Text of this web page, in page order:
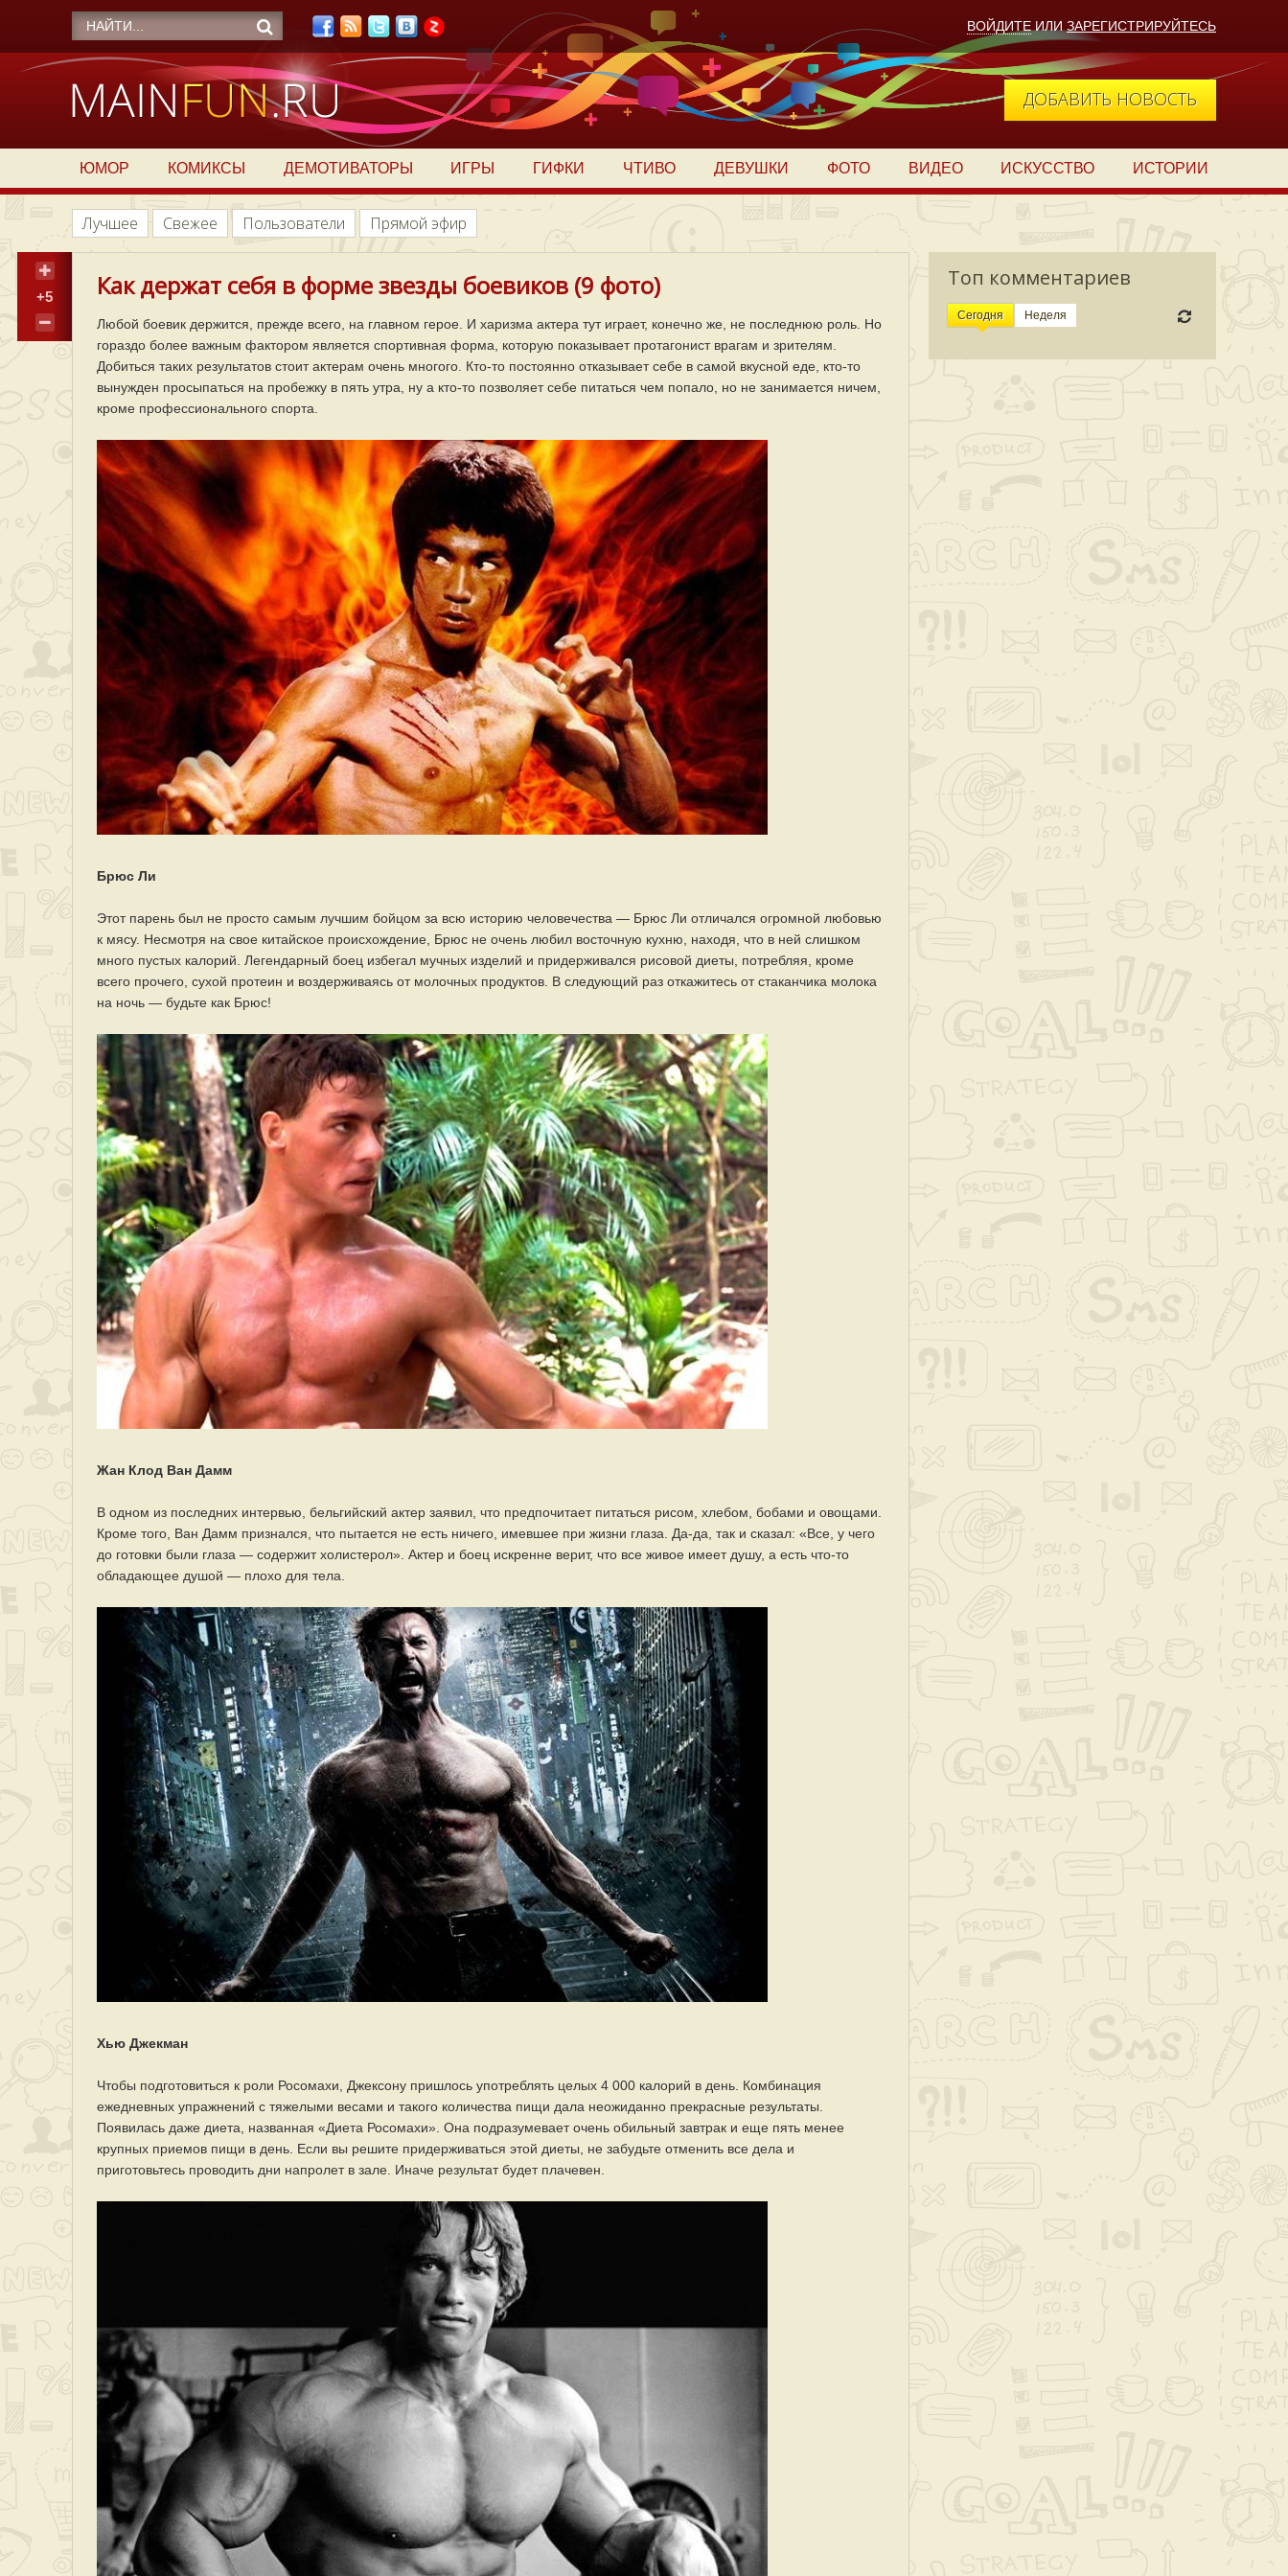
ВОЙДИТЕ ИЛИ ЗАРЕГИСТРИРУЙТЕСЬ
ДОБАВИТЬ НОВОСТЬ
ЮМОР КОМИКСЫ ДЕМОТИВАТОРЫ ИГРЫ ГИФКИ ЧТИВО ДЕВУШКИ ФОТО ВИДЕО ИСКУССТВО ИСТОРИИ
Лучшее Свежее Пользователи Прямой эфир
Топ комментариев
Сегодня Неделя
+5 Как держат себя в форме звезды боевиков (9 фото)
Любой боевик держится, прежде всего, на главном герое. И харизма актера тут играет, конечно же, не последнюю роль. Но
гораздо более важным фактором является спортивная форма, которую показывает протагонист врагам и зрителям.
Добиться таких результатов стоит актерам очень многого. Кто-то постоянно отказывает себе в самой вкусной еде, кто-то
вынужден просыпаться на пробежку в пять утра, ну а кто-то позволяет себе питаться чем попало, но не занимается ничем,
кроме профессионального спорта.
Брюс Ли
Этот парень был не просто самым лучшим бойцом за всю историю человечества — Брюс Ли отличался огромной любовью
к мясу. Несмотря на свое китайское происхождение, Брюс не очень любил восточную кухню, находя, что в ней слишком
много пустых калорий. Легендарный боец избегал мучных изделий и придерживался рисовой диеты, потребляя, кроме
всего прочего, сухой протеин и воздерживаясь от молочных продуктов. В следующий раз откажитесь от стаканчика молока
на ночь — будьте как Брюс!
Жан Клод Ван Дамм
В одном из последних интервью, бельгийский актер заявил, что предпочитает питаться рисом, хлебом, бобами и овощами.
Кроме того, Ван Дамм признался, что пытается не есть ничего, имевшее при жизни глаза. Да-да, так и сказал: «Все, у чего
до готовки были глаза — содержит холистерол». Актер и боец искренне верит, что все живое имеет душу, а есть что-то
обладающее душой — плохо для тела.
Хью Джекман
Чтобы подготовиться к роли Росомахи, Джексону пришлось употреблять целых 4 000 калорий в день. Комбинация
ежедневных упражнений с тяжелыми весами и такого количества пищи дала неожиданно прекрасные результаты.
Появилась даже диета, названная «Диета Росомахи». Она подразумевает очень обильный завтрак и еще пять менее
крупных приемов пищи в день. Если вы решите придерживаться этой диеты, не забудьте отменить все дела и
приготовьтесь проводить дни напролет в зале. Иначе результат будет плачевен.